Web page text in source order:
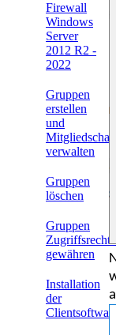
Firewall
Windows
Server
2012 R2 -
2022
Gruppen
erstellen
und
verwalten
Gruppen
löschen
Gruppen
Zugriffsrechte
gewähren
Installation
der
Clientsoftware